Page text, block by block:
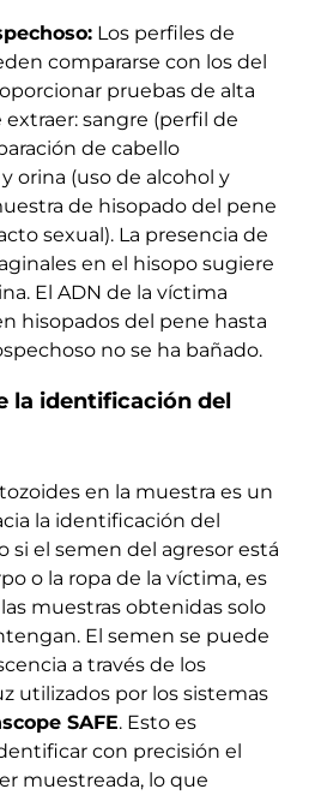
Los perfiles de
compararse con los del
pruebas de alta
sangre (perfil de
de cabello
orina (uso de alcohol y
de hisopado del pene
sexual). La presencia de
en el hisopo sugiere
El ADN de la víctima
hisopados del pene hasta
no se ha bañado.
la identificación del
en la muestra es un
la identificación del
si el semen del agresor está
o la ropa de la víctima, es
muestras obtenidas solo
El semen se puede
a través de los
utilizados por los sistemas
SAFE. Esto es
con precisión el
muestreada, lo que